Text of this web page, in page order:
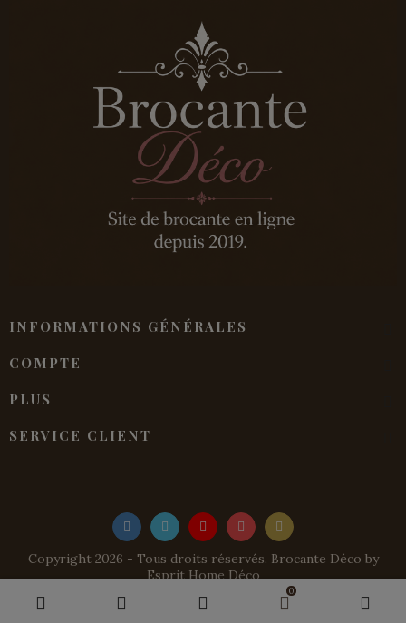
0
INFORMATIONS GÉNÉRALES
COMPTE
PLUS
SERVICE CLIENT
Copyright 2026 - Tous droits réservés. Brocante Déco by
Esprit Home Déco